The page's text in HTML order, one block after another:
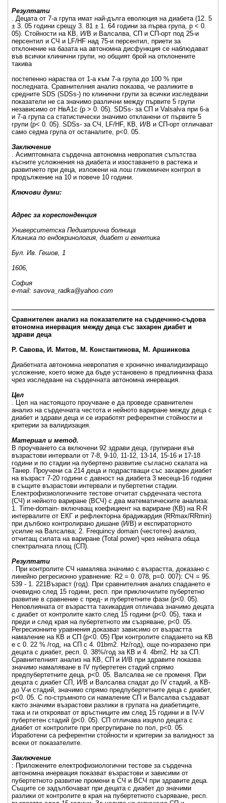
Резултати
. Децата от 7-а група имат най-дълга еволюция на диабета (12. 5
± 3. 05 години срещу 3. 81 ± 1. 64 години за първа група, р < 0.
05). Стойности на КВ, И/В и Валсалва, СП и СП-орт под 25-и
персентил и СЧ и LF/HF над 75-и персентил, приети за
отклонение на базата на автономна дисфункция се наблюдават
във всички клинични групи, но общият брой на отклонените
такива
постепенно нараства от 1-а към 7-а група до 100 % при
последната. Сравнителния анализ показва, че разликите в
средните SDS (SDSs-) по клинични групи за всички изследвани
показатели не са значимо различни между първите 5 групи
независимо от НвА1с (р > 0. 05). SDSs- за СП и Valsalva при 6-а
и 7-а група са статистически значимо откланени от първите 5
групи (р< 0. 05). SDSs- за СЧ, LF/HF, КВ, И/В и СП-орт отличават
само седма група от останалите, p<0. 05.
Заключение
. Асимптомната сърдечна автономна невропатия съпътства
късните усложнения на диабета и изоставането в растежа и
развитието при деца, изложени на лош гликемичен контрол в
продължение на 10 и повече 10 години.
Ключови думи:
Адрес за кореспонденция
Университетска Педиатрична болница
Клиника по ендокринология, диабет и генетика
Бул. Ив. Гешов, 1
1606,
София
e-mail: savova_radka@yahoo.com
Сравнителен анализ на показателите на сърдечнно-съдова
втономна инервация между деца със захарен диабет и
здрави деца
Р. Савова, И. Митов, М. Константинова, М. Аршинкова
Диабетната автономна невропатия е хронично инвалидизиращо
усложение, което може да бъде установено в предлинична фаза
чрез изследване на сърдечната автономна инервация.
Цел
. Цел на настоящото проучване е да проведе сравнителен
анализ на сърдечната честота и нейното вариране между деца с
диабет и здрави деца и се изработят референтни стойности и
критерии за валидизация.
Материал и метод.
В проучването са включени 92 здрави деца, групирани във
възрастови интервали от 7-8, 9-10, 11-12, 13-14, 15-16 и 17-18
години и по стадии на пубертено развитие съгласно скалата на
Танер. Проучени са 214 деца и подрастващи със захарен диабет
на възраст 7-20 години с давност на диабета 3 месеца-16 години
в същите възрастови интервали и пубертетни стадии.
Електрофизиологичните тестове отчитат сърдечната честота
(СЧ) и нейното вариране (ВСЧ) с два математическите анализа:
1. Time-domain- включващ коефициент на вариране (КВ) на R-R
интервалите от ЕКГ и рефлекторна брадикардия (RRmax/RRmin)
при дълбоко контролирано дишане (И/В) и експираторното
усилие на Валсалва; 2. Frequincy domain (честотен) анализ,
отчитащ силата на вариране (Total power) чрез нейната обща
спектралната площ (СП).
Резултати
. При контролите СЧ намалява значимо с възрастта, доказано с
линейно регресионно уравнение: R2 = 0. 078, p=0. 007): СЧ = 95.
539 - 1. 221Възраст (год). При сравнителния анализ спадането е
очевидно след 15 години, респ. при приключилите пубертетно
развитие в сравнение с пред- и пубертетните фази (p<0. 05).
Неповлияната от възрастта тахикардия отличава значимо децата
с диабет от контролите както след 15 години (p<0. 05), така и
преди и след края на пубертетното им съзряване, p<0. 05.
Регресионните уравнения доказват зависимо от възрастта
намаление на КВ и СП (p<0. 05) При контролите спадането на КВ
е с 0. 22 % /год, на СП с 4. 01bm2. Hz/год), още по-изразено при
децата с диабет, респ. 0. 38%/год за КВ и 4. 4bm2. Hz за СП.
Сравнителният анализ на КВ, СП и И/В при здравите показва
значимо намаляване в IV пубертетен стадий спрямо
предпубертетните деца, p<0. 05. Валсалва не се променя. При
децата с диабет СП, И/В и Валсалва спадат до IV стадий, а КВ-
до V-и стадий, значимо спрямо предпубертетните деца с диабет,
p<0. 05. С по-стръмното си намаление СП и Валсалва създават
както значими възрастови разлики в групата на диабетиците,
така и ги открояват от връстниците им след 15 години и в IV-V
пубертетен стадий (p<0. 05). СП отличава изцяло децата с
диабет от контролите при прегрупиране по пол, p<0. 05.
Изработени са референтни стойности и критерии за валидност за
всеки от показателите.
Заключение
: Приложените електрофизиологични тестове за сърдечна
автономна инервация показват възрастови и зависими от
пубертетното развитие промени в СЧ и ВСЧ при здравите деца.
Същите се задълбочават при децата с диабет до значими
разлики от контролите в края на пубертетното съзряване, респ.